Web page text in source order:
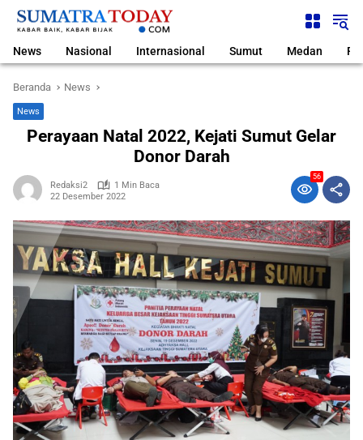
Langsung
News Nasional Internasional Sumut Medan
Beranda News
News
Perayaan Natal 2022, Kejati Sumut Gelar
Donor Darah
Redaksi2
1 Min Baca
22 Desember 2022
56